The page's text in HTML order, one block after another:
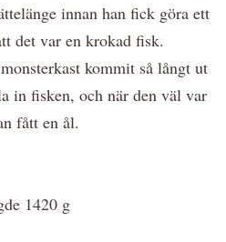
innan han fick göra ett
det var en krokad fisk.
kommit så långt ut
in fisken, och när den väl var
fått en ål.
1420 g